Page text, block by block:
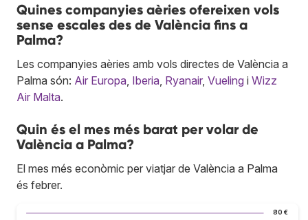
Quines companyies aèries ofereixen vols
sense escales des de València fins a
Palma?
Les companyies aèries amb vols directes de València a
Palma són: Air Europa Iberia Ryanair, Vueling i Wizz
Air Malta.
Quin és el mes més barat per volar de
València a Palma?
El mes més econòmic per viatjar de València a Palma
és febrer.
80 €